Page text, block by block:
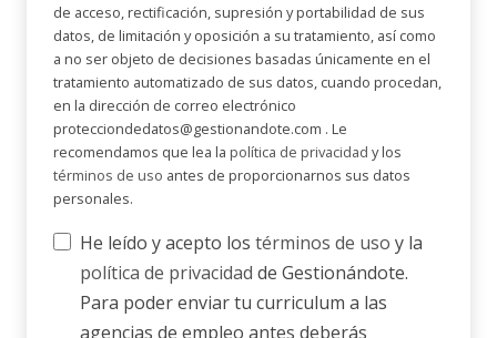
de acceso, rectificación, supresión y portabilidad de sus
datos, de limitación y oposición a su tratamiento, así como
a no ser objeto de decisiones basadas únicamente en el
tratamiento automatizado de sus datos, cuando procedan,
en la dirección de correo electrónico
protecciondedatos@gestionandote.com . Le
recomendamos que lea la política de privacidad y los
términos de uso antes de proporcionarnos sus datos
personales.
He leído y acepto los términos de uso y la
política de privacidad de Gestionándote.
Para poder enviar tu curriculum a las
agencias de empleo antes deberás